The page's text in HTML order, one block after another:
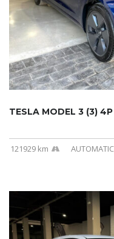
TESLA MODEL 3 (3)
121929 km